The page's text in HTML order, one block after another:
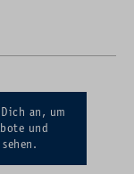
an, um
und